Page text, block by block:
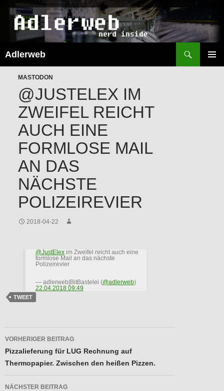
Adlerweb
SPRINGEN
MASTODON
@JUSTELEX IM
ZWEIFEL REICHT
AUCH EINE
FORMLOSE MAIL
AN DAS
NÄCHSTE
POLIZEIREVIER
2018-04-22
@JustElexim Zweifel reicht auch eine
formlose Mail an das nächste
Polizeirevier
— adlerweb|BitBastelei (@adlerweb)
22.04.2018 09:49
TWEET
Beitragsnavigation
VORHERIGER BEITRAG
Pizzalieferung für LUG Rechnung auf
Thermopapier. Zwischen den heißen Pizzen.
NÄCHSTER BEITRAG